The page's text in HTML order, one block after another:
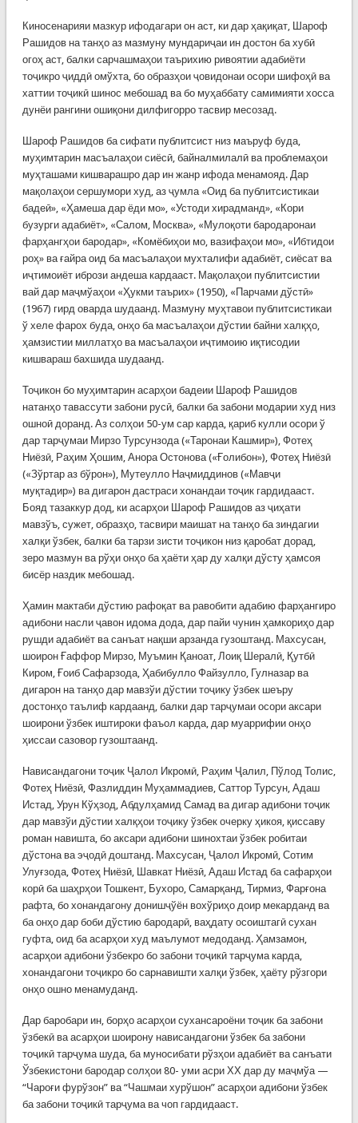
Киносенарияи мазкур ифодагари он аст, ки дар ҳақиқат, Шароф
Рашидов на танҳо аз мазмуну мундариҷаи ин достон ба хубӣ
огоҳ аст, балки сарчашмаҳои таърихию ривоятии адабиёти
тоҷикро ҷиддӣ омўхта, бо образҳои ҷовидонаи осори шифоҳӣ ва
хаттии тоҷикӣ шинос мебошад ва бо муҳаббату самимияти хосса
дунёи рангини ошиқони дилфигорро тасвир месозад.
Шароф Рашидов ба сифати публитсист низ маъруф буда,
муҳимтарин масъалаҳои сиёсӣ, байналмилалӣ ва проблемаҳои
муҳташами кишварашро дар ин жанр ифода менамояд. Дар
мақолаҳои сершумори худ, аз ҷумла «Оид ба публитсистикаи
бадеӣ», «Ҳамеша дар ёди мо», «Устоди хирадманд», «Кори
бузурги адабиёт», «Салом, Москва», «Мулоқоти бародаронаи
фарҳангҳои бародар», «Комёбиҳои мо, вазифаҳои мо», «Ибтидои
роҳ» ва ғайра оид ба масъалаҳои мухталифи адабиёт, сиёсат ва
иҷтимоиёт ибрози андеша кардааст. Мақолаҳои публитсистии
вай дар маҷмўаҳои «Ҳукми таърих» (1950), «Парчами дўстӣ»
(1967) гирд оварда шудаанд. Мазмуну муҳтавои публитсистикаи
ў хеле фарох буда, онҳо ба масъалаҳои дўстии байни халқҳо,
ҳамзистии миллатҳо ва масъалаҳои иҷтимоию иқтисодии
кишвараш бахшида шудаанд.
Тоҷикон бо муҳимтарин асарҳои бадеии Шароф Рашидов
натанҳо тавассути забони русӣ, балки ба забони модарии худ низ
ошноӣ доранд. Аз солҳои 50-ум сар карда, қариб кулли осори ў
дар тарҷумаи Мирзо Турсунзода («Таронаи Кашмир»), Фотеҳ
Ниёзӣ, Раҳим Ҳошим, Анора Остонова («Ғолибон»), Фотеҳ Ниёзӣ
(«Зўртар аз бўрон»), Мутеулло Наҷмиддинов («Мавҷи
муқтадир») ва дигарон дастраси хонандаи тоҷик гардидааст.
Бояд тазаккур дод, ки асарҳои Шароф Рашидов аз ҷиҳати
мавзўъ, сужет, образҳо, тасвири маишат на танҳо ба зиндагии
халқи ўзбек, балки ба тарзи зисти тоҷикон низ қаробат дорад,
зеро мазмун ва рўҳи онҳо ба ҳаёти ҳар ду халқи дўсту ҳамсоя
бисёр наздик мебошад.
Ҳамин мактаби дўстию рафоқат ва равобити адабию фарҳангиро
адибони насли ҷавон идома дода, дар пайи чунин ҳамкориҳо дар
рушди адабиёт ва санъат нақши арзанда гузоштанд. Махсусан,
шоирон Ғаффор Мирзо, Муъмин Қаноат, Лоиқ Шералӣ, Қутбӣ
Киром, Ғоиб Сафарзода, Ҳабибулло Файзулло, Гулназар ва
дигарон на танҳо дар мавзўи дўстии тоҷику ўзбек шеъру
достонҳо таълиф кардаанд, балки дар тарҷумаи осори аксари
шоирони ўзбек иштироки фаъол карда, дар муаррифии онҳо
ҳиссаи сазовор гузоштаанд.
Нависандагони тоҷик Ҷалол Икромӣ, Раҳим Ҷалил, Пўлод Толис,
Фотеҳ Ниёзӣ, Фазлиддин Муҳаммадиев, Саттор Турсун, Адаш
Истад, Урун Кўҳзод, Абдулҳамид Самад ва дигар адибони тоҷик
дар мавзўи дўстии халқҳои тоҷику ўзбек очерку ҳикоя, қиссаву
роман навишта, бо аксари адибони шинохтаи ўзбек робитаи
дўстона ва эҷодӣ доштанд. Махсусан, Ҷалол Икромӣ, Сотим
Улуғзода, Фотеҳ Ниёзӣ, Шавкат Ниёзӣ, Адаш Истад ба сафарҳои
корӣ ба шаҳрҳои Тошкент, Бухоро, Самарқанд, Тирмиз, Фарғона
рафта, бо хонандагону донишҷўён вохўриҳо доир мекарданд ва
ба онҳо дар боби дўстию бародарӣ, ваҳдату осоиштагӣ сухан
гуфта, оид ба асарҳои худ маълумот медоданд. Ҳамзамон,
асарҳои адибони ўзбекро бо забони тоҷикӣ тарҷума карда,
хонандагони тоҷикро бо сарнавишти халқи ўзбек, ҳаёту рўзгори
онҳо ошно менамуданд.
Дар баробари ин, борҳо асарҳои сухансароёни тоҷик ба забони
ўзбекӣ ва асарҳои шоирону нависандагони ўзбек ба забони
тоҷикӣ тарҷума шуда, ба муносибати рўзҳои адабиёт ва санъати
Ўзбекистони бародар солҳои 80- уми асри ХХ дар ду маҷмўа —
“Чароғи фурўзон” ва “Чашмаи хурўшон” асарҳои адибони ўзбек
ба забони тоҷикӣ тарҷума ва чоп гардидааст.